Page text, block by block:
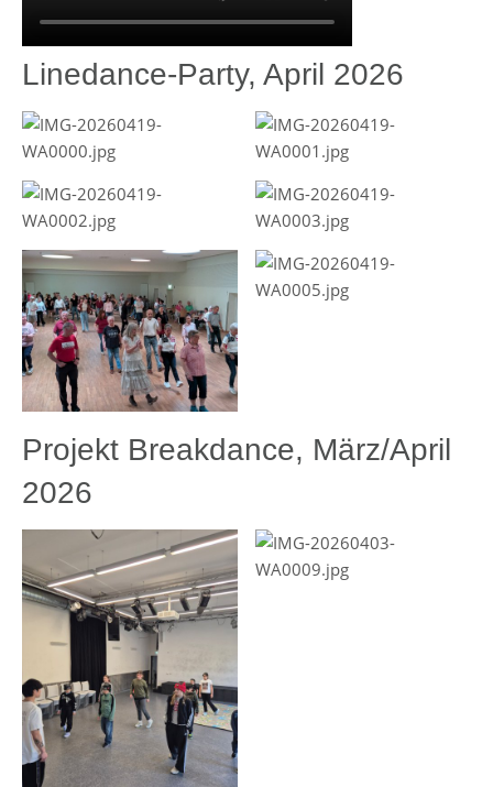
Linedance-Party, April 2026
Projekt Breakdance, März/April
2026